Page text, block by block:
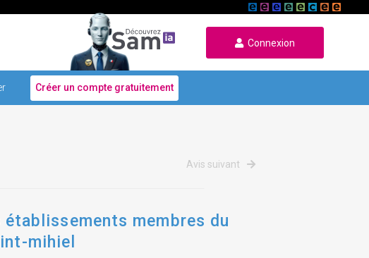
Connexion
Créer un compte gratuitement
Avis suivant
membres du
mihiel